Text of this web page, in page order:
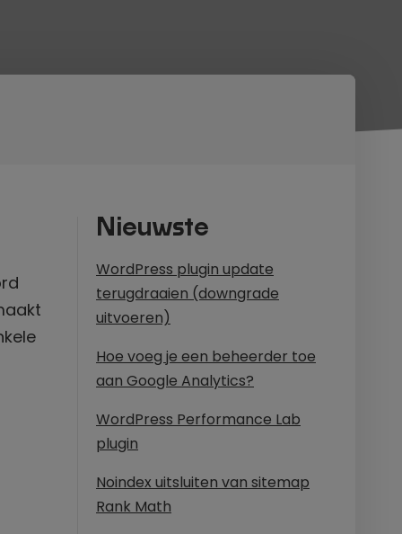
Nieuwste
WordPress plugin update
terugdraaien (downgrade
uitvoeren)
Hoe voeg je een beheerder toe
aan Google Analytics?
WordPress Performance Lab
plugin
Noindex uitsluiten van sitemap
Rank Math